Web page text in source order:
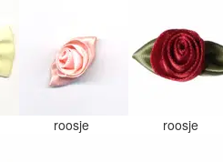
roosje roosje